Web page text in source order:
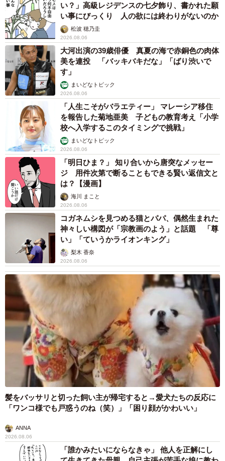
い？」高級レジデンスの七夕飾り、書かれた願
い事にびっくり 人の欲には終わりがないのか
松波 穂乃圭
2026.08.06
大河出演の39歳俳優 真夏の海で赤銅色の肉体
美を連投 「バッキバキだな」「ばり渋いで
す」
まいどなトピック
2026.08.06
「人生こそがバラエティー」 マレーシア移住
を報告した菊地亜美 子どもの教育考え「小学
校へ入学するこのタイミングで挑戦」
まいどなトピック
2026.08.06
「明日ひま？」 知り合いから唐突なメッセー
ジ 用件次第で断ることもできる賢い返信文と
は？【漫画】
海川 まこと
2026.08.06
コガネムシを見つめる猫とパパ、偶然生まれた
神々しい構図が「宗教画のよう」と話題 「尊
い」「ていうかライオンキング」
梨木 香奈
2026.08.06
髪をバッサリと切った飼い主が帰宅すると→愛犬たちの反応に
「ワンコ様でも戸惑うのね（笑）」「困り顔がかわいい」
ANNA
2026.08.06
「誰かみたいにならなきゃ」 他人を正解にし